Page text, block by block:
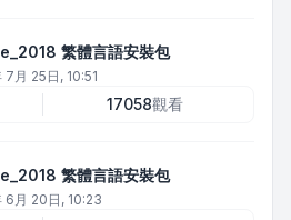
繁體言語安裝包
7月 25日, 10:51
17058觀看
繁體言語安裝包
6月 20日, 10:23